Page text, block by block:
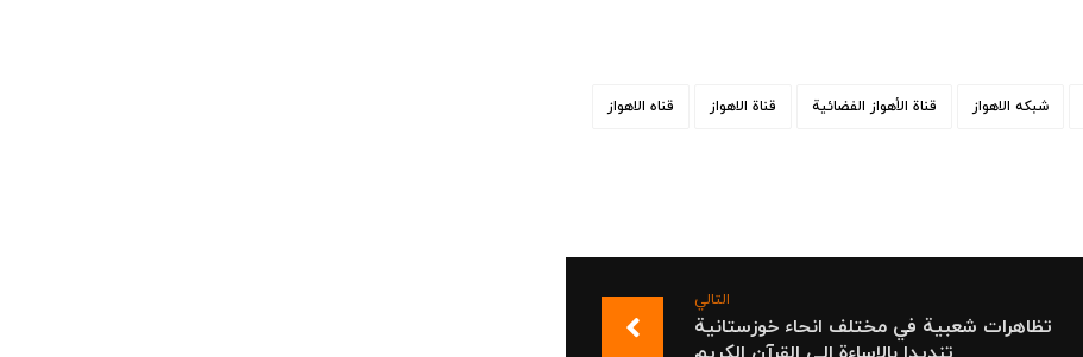
شبکه الاهواز قناة الأهواز الفضائیة قناة الاهواز قناه الاهواز
التالي
تظاهرات شعبية في مختلف انحاء خوزستانیة